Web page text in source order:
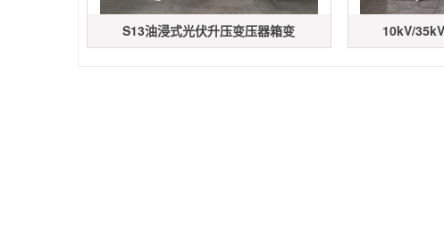
S13油浸式光伏升压变压器箱变 10kV/